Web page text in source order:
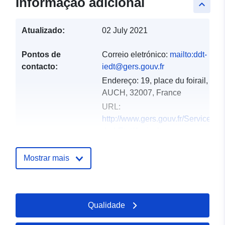
keyboard_arrow_up
Atualizado: 02 July 2021
Pontos de
contacto:
Correio eletrónico: mailto:ddt-
iedt@gers.gouv.fr
Endereço: 19, place du foirail,
AUCH, 32007, France
URL:
http://www.gers.gouv.fr/Services-
Registo do
Atualizado em data.europa.eu:
01 October 2022
Mostrar mais
Qualidade